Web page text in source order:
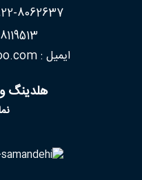
0922-8062637 (ارتباط در
0912-
ایمیل : info@morabishooo.com
هلدینگ